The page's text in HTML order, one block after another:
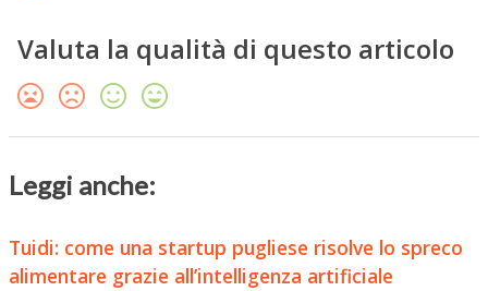
Valuta la qualità di questo articolo
Leggi anche:
Tuidi: come una startup pugliese risolve lo spreco
alimentare grazie all’intelligenza artificiale